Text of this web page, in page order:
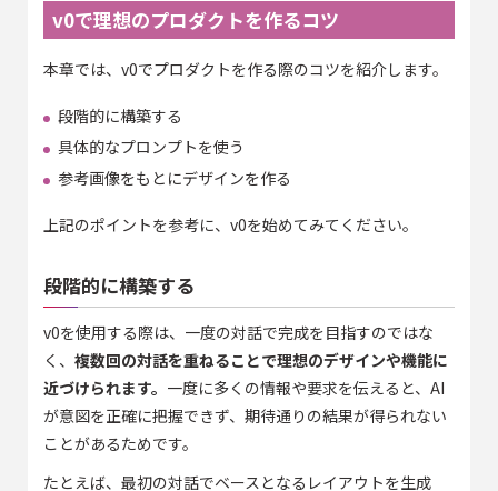
v0で理想のプロダクトを作るコツ
本章では、v0でプロダクトを作る際のコツを紹介します。
段階的に構築する
具体的なプロンプトを使う
参考画像をもとにデザインを作る
上記のポイントを参考に、v0を始めてみてください。
段階的に構築する
v0を使用する際は、一度の対話で完成を目指すのではな
く、 複数回の対話を重ねることで理想のデザインや機能に
近づけられます。 一度に多くの情報や要求を伝えると、AI
が意図を正確に把握できず、期待通りの結果が得られない
ことがあるためです。
たとえば、最初の対話でベースとなるレイアウトを生成